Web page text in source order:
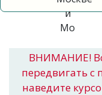
ВНИМАНИЕ!
передвигать
наведите